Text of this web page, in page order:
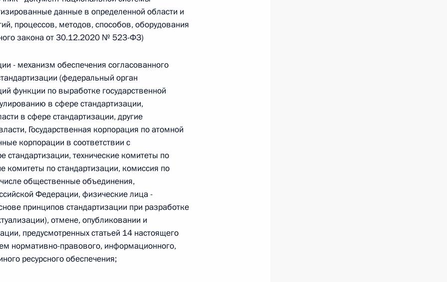
Федерации об административных правонарушениях
г. № 266-ФЗ
Федерации «О защите прав потребителей»
г. № 247-ФЗ
Российской Федерации об административных
г. № 245-ФЗ
данные в определенной области и
процессов, методов, способов, оборудования
закона от 30.12.2020 № 523-ФЗ)
- механизм обеспечения согласованного
(федеральный орган
функции по выработке государственной
в сфере стандартизации,
в сфере стандартизации, другие
Государственная корпорация по атомной
корпорации в соответствии с
технические комитеты по
комитеты по стандартизации, комиссия по
общественные объединения,
Федерации, физические лица -
принципов стандартизации при разработке
отмене, опубликовании и
предусмотренных статьей 14 настоящего
нормативно-правового, информационного,
ресурсного обеспечения;